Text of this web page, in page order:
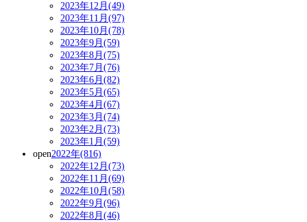
2023年12月(49)
2023年11月(97)
2023年10月(78)
2023年9月(59)
2023年8月(75)
2023年7月(76)
2023年6月(82)
2023年5月(65)
2023年4月(67)
2023年3月(74)
2023年2月(73)
2023年1月(59)
open2022年(816)
2022年12月(73)
2022年11月(69)
2022年10月(58)
2022年9月(96)
2022年8月(46)